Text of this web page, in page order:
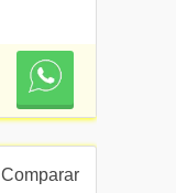
Comparar